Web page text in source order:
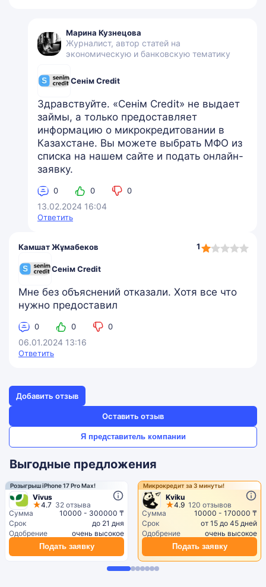
Марина Кузнецова
Журналист, автор статей на
экономическую и банковскую тематику
Сенім Credit
Здравствуйте. «Сенім Credit» не выдает
займы, а только предоставляет
информацию о микрокредитовании в
Казахстане. Вы можете выбрать МФО из
списка на нашем сайте и подать онлайн-
заявку.
0 0 0
13.02.2024 16:04
Ответить
Камшат Жұмабеков
Сенім Credit
1
1,0
rating
Мне без объяснений отказали. Хотя все что
нужно предоставил
0 0 0
06.01.2024 13:16
Ответить
Добавить отзыв
Оставить отзыв
Я представитель компании
Выгодные предложения
Розыгрыш iPhone 17 Pro Max!
Vivus
4.7 32 отзыва
Сумма
10000 - 300000 ₸
Срок
до 21 дня
Одобрение
очень высокое
Подать заявку
Микрокредит за 3 минуты!
Kviku
4.9 120 отзывов
Сумма
10000 - 170000 ₸
Срок
от 15 до 45 дней
Одобрение
очень высокое
Подать заявку